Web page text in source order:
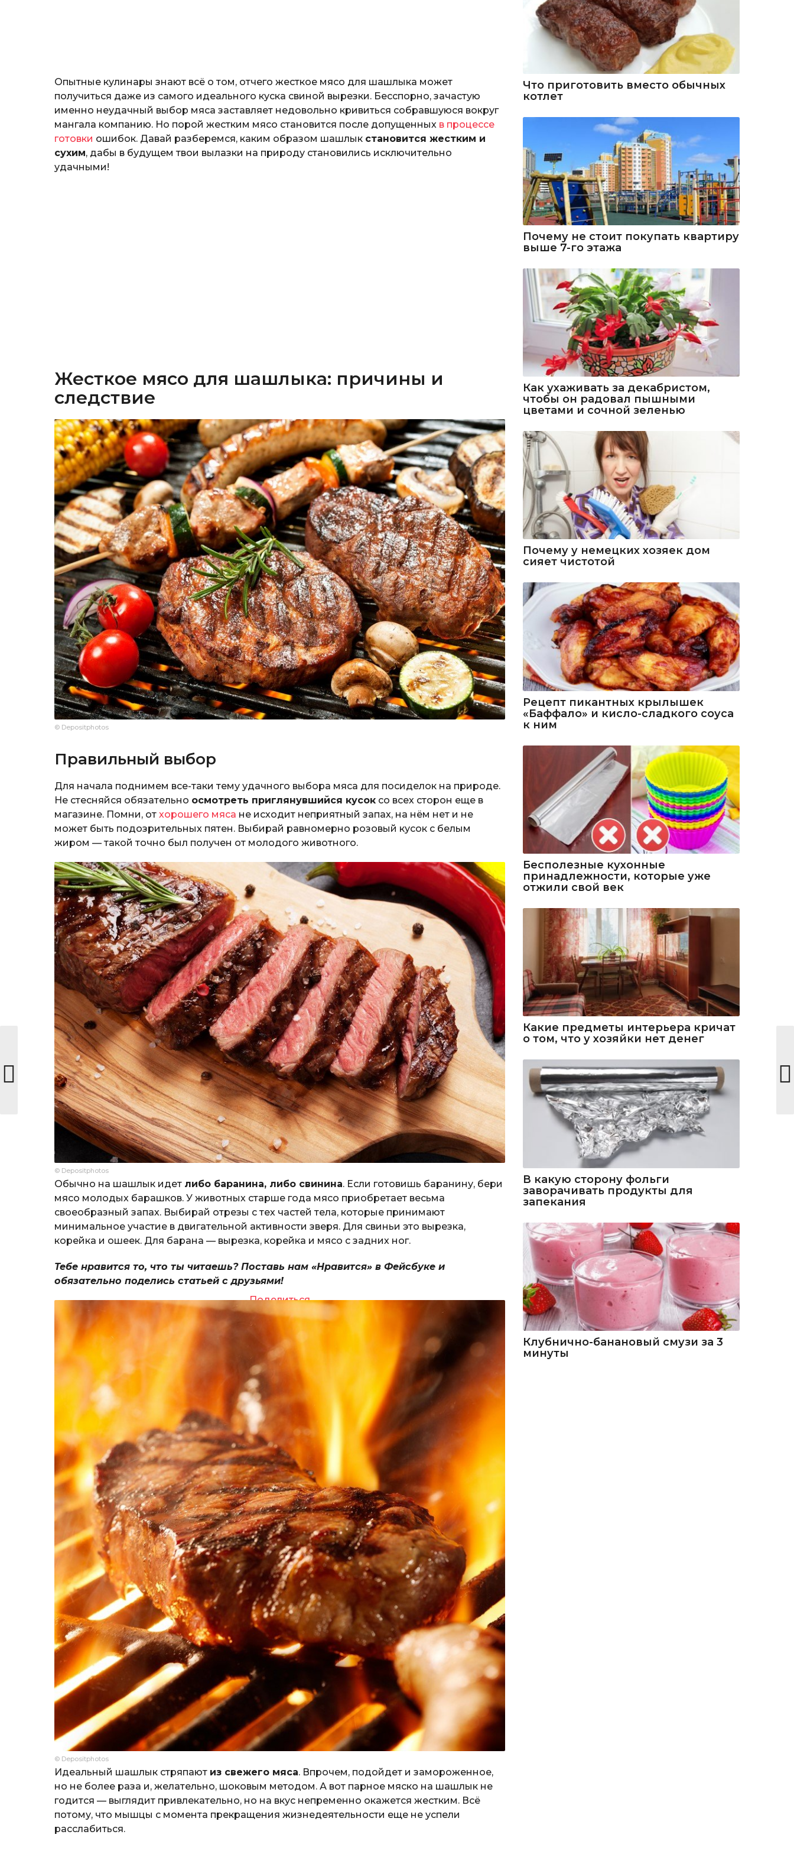
Опытные кулинары знают всё о том, отчего жесткое мясо для шашлыка может
получиться даже из самого идеального куска свиной вырезки. Бесспорно, зачастую
именно неудачный выбор мяса заставляет недовольно кривиться собравшуюся вокруг
мангала компанию. Но порой жестким мясо становится после допущенных в процессе
готовки ошибок. Давай разберемся, каким образом шашлык становится жестким и
сухим, дабы в будущем твои вылазки на природу становились исключительно
удачными!
Жесткое мясо для шашлыка: причины и
следствие
© Depositphotos
Правильный выбор
Для начала поднимем все-таки тему удачного выбора мяса для посиделок на природе.
Не стесняйся обязательно осмотреть приглянувшийся кусок со всех сторон еще в
магазине. Помни, от хорошего мяса не исходит неприятный запах, на нём нет и не
может быть подозрительных пятен. Выбирай равномерно розовый кусок с белым
жиром — такой точно был получен от молодого животного.
© Depositphotos
Обычно на шашлык идет либо баранина, либо свинина. Если готовишь баранину, бери
мясо молодых барашков. У животных старше года мясо приобретает весьма
своеобразный запах. Выбирай отрезы с тех частей тела, которые принимают
минимальное участие в двигательной активности зверя. Для свиньи это вырезка,
корейка и ошеек. Для барана — вырезка, корейка и мясо с задних ног.
Тебе нравится то, что ты читаешь? Поставь нам «Нравится» в Фейсбуке и
обязательно поделись статьей с друзьями!
Поделиться
© Depositphotos
Идеальный шашлык стряпают из свежего мяса. Впрочем, подойдет и замороженное,
но не более раза и, желательно, шоковым методом. А вот парное мяско на шашлык не
годится — выглядит привлекательно, но на вкус непременно окажется жестким. Всё
потому, что мышцы с момента прекращения жизнедеятельности еще не успели
расслабиться.
Что приготовить вместо обычных
котлет
Почему не стоит покупать квартиру
выше 7-го этажа
Как ухаживать за декабристом,
чтобы он радовал пышными
цветами и сочной зеленью
Почему у немецких хозяек дом
сияет чистотой
Рецепт пикантных крылышек
«Баффало» и кисло-сладкого соуса
к ним
Бесполезные кухонные
принадлежности, которые уже
отжили свой век
Какие предметы интерьера кричат
о том, что у хозяйки нет денег
В какую сторону фольги
заворачивать продукты для
запекания
Клубнично-банановый смузи за 3
минуты